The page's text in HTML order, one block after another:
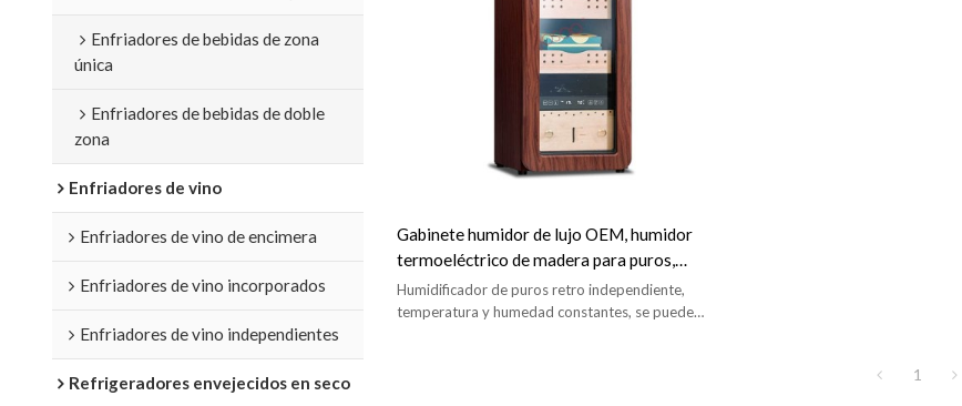
Enfriadores de bebidas de zona
única
Enfriadores de bebidas de doble
zona
Enfriadores de vino
Enfriadores de vino de encimera
Enfriadores de vino incorporados
Enfriadores de vino independientes
Refrigeradores envejecidos en seco
Gabinete humidor de lujo OEM, humidor
termoeléctrico de madera para puros,
enfriador de vino para puros eléctricos
Humidificador de puros retro independiente,
temperatura y humedad constantes, se puede
1